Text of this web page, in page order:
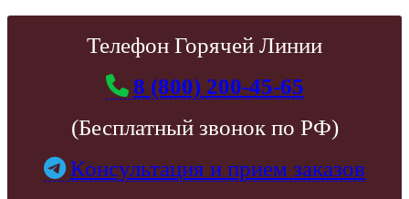
Телефон Горячей Линии
8 (800) 200-45-65
(Бесплатный звонок по РФ)
Консультация и прием заказов